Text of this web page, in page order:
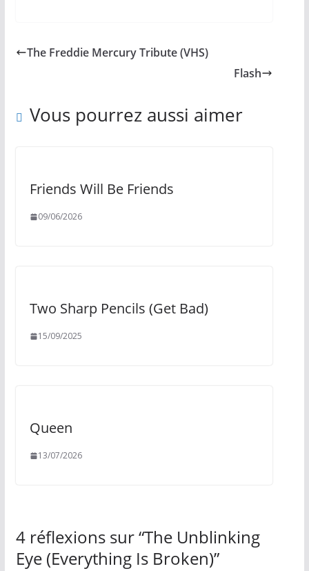
The Freddie Mercury Tribute (VHS)
Flash
Vous pourrez aussi aimer
Friends Will Be Friends
09/06/2026
Two Sharp Pencils (Get Bad)
15/09/2025
Queen
13/07/2026
4 réflexions sur “The Unblinking
Eye (Everything Is Broken)”